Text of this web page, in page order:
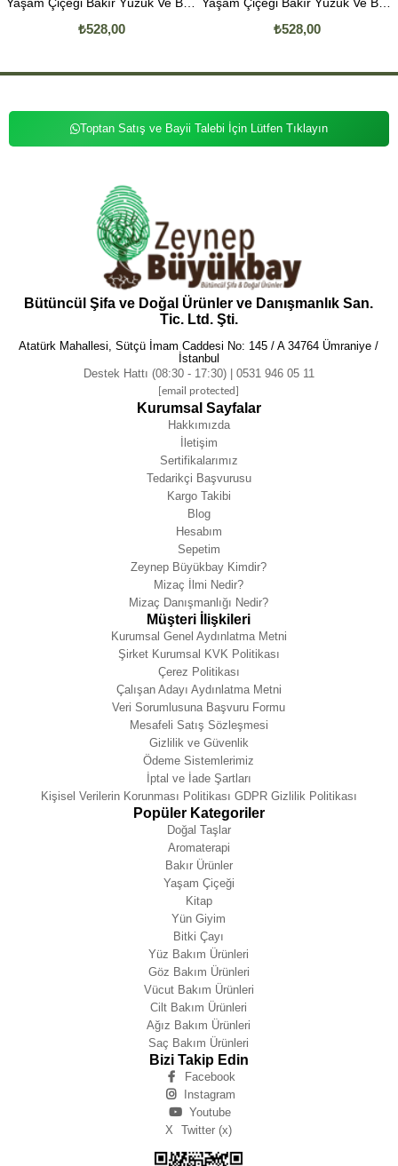
Yaşam Çiçeği Bakır Yüzük Ve Bileklik Seti
₺528,00
Yaşam Çiçeği Bakır Yüzük Ve Bileklik Seti
₺528,00
Toptan Satış ve Bayii Talebi İçin Lütfen Tıklayın
Bütüncül Şifa ve Doğal Ürünler ve Danışmanlık San.
Tic. Ltd. Şti.
Atatürk Mahallesi, Sütçü İmam Caddesi No: 145 / A 34764 Ümraniye /
İstanbul
Destek Hattı (08:30 - 17:30) | 0531 946 05 11
[email protected]
Kurumsal Sayfalar
Hakkımızda
İletişim
Sertifikalarımız
Tedarikçi Başvurusu
Kargo Takibi
Blog
Hesabım
Sepetim
Zeynep Büyükbay Kimdir?
Mizaç İlmi Nedir?
Mizaç Danışmanlığı Nedir?
Müşteri İlişkileri
Kurumsal Genel Aydınlatma Metni
Şirket Kurumsal KVK Politikası
Çerez Politikası
Çalışan Adayı Aydınlatma Metni
Veri Sorumlusuna Başvuru Formu
Mesafeli Satış Sözleşmesi
Gizlilik ve Güvenlik
Ödeme Sistemlerimiz
İptal ve İade Şartları
Kişisel Verilerin Korunması Politikası GDPR Gizlilik Politikası
Popüler Kategoriler
Doğal Taşlar
Aromaterapi
Bakır Ürünler
Yaşam Çiçeği
Kitap
Yün Giyim
Bitki Çayı
Yüz Bakım Ürünleri
Göz Bakım Ürünleri
Vücut Bakım Ürünleri
Cilt Bakım Ürünleri
Ağız Bakım Ürünleri
Saç Bakım Ürünleri
Bizi Takip Edin
Facebook
Instagram
Youtube
X
Twitter (x)